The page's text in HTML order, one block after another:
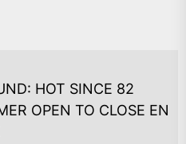
HOT SINCE 82
OPEN TO CLOSE EN